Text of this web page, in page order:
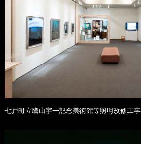
七戸町立鷹山宇一記念美術館等照明改修工事